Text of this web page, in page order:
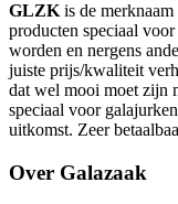
GLZK is de
producten speciaal
worden en nergens
juiste prijs/kwaliteit
dat wel mooi moet zijn
speciaal voor
uitkomst. Zeer
Over Galazaak